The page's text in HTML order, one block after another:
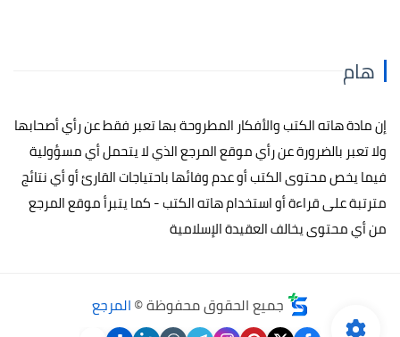
هام
إن مادة هاته الكتب والأفكار المطروحة بها تعبر فقط عن رأي أصحابها
ولا تعبر بالضرورة عن رأي موقع المرجع الذي لا يتحمل أي مسؤولية
فيما يخص محتوى الكتب أو عدم وفائها باحتياجات القارئ أو أي نتائج
مترتبة على قراءة أو استخدام هاته الكتب - كما يتبرأ موقع المرجع
من أي محتوى يخالف العقيدة الإسلامية
جميع الحقوق محفوظة ©المرجع